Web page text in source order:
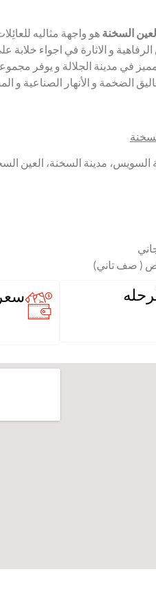
السخنة هو واجهة مثاليه
و الاثارة في اجواء خلابة
في مدينة الجلالة و يوفر
الضخمة و الأنهار الصناعية و
السويس، مدينة السخنة، العين
( صف تاني)